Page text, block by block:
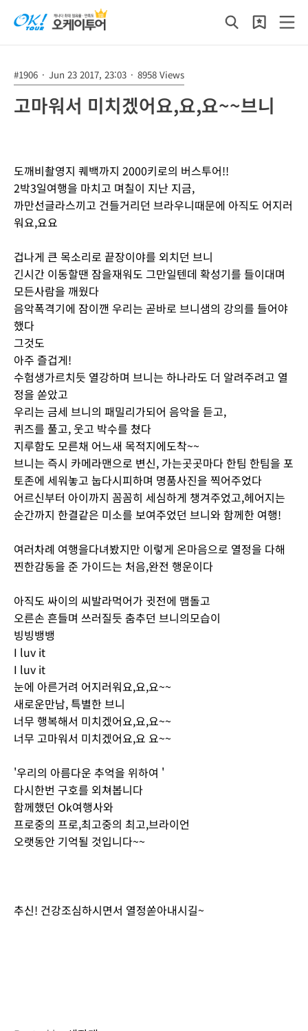
#1906 · Jun 23 2017, 23:03 · 8958 Views
고마워서 미치겠어요,요,요~~브니
도깨비촬영지 퀘백까지 2000키로의 버스투어!!
2박3일여행을 마치고 며칠이 지난 지금,
까만선글라스끼고 건들거리던 브라우니때문에 아직도 어지러
워요,요요
겁나게 큰 목소리로 끝장이야를 외치던 브니
긴시간 이동할땐 잠을재워도 그만일텐데 확성기를 들이대며
모든사람을 깨웠다
음악폭격기에 잠이깬 우리는 곧바로 브니샘의 강의를 들어야
했다
그것도
아주 즐겁게!
수험생가르치듯 열강하며 브니는 하나라도 더 알려주려고 열
정을 쏟았고
우리는 금세 브니의 패밀리가되어 음악을 듣고,
퀴즈를 풀고, 웃고 박수를 쳤다
지루함도 모른채 어느새 목적지에도착~~
브니는 즉시 카메라맨으로 변신, 가는곳곳마다 한팀 한팀을 포
토존에 세워놓고 눕다시피하며 명품사진을 찍어주었다
어르신부터 아이까지 꼼꼼히 세심하게 챙겨주었고,헤어지는
순간까지 한결같은 미소를 보여주었던 브니와 함께한 여행!
여러차례 여행을다녀봤지만 이렇게 온마음으로 열정을 다해
찐한감동을 준 가이드는 처음,완전 행운이다
아직도 싸이의 씨발라먹어가 귓전에 맴돌고
오른손 흔들며 쓰러질듯 춤추던 브니의모습이
빙빙뱅뱅
I luv it
I luv it
눈에 아른거려 어지러워요,요,요~~
새로운만남, 특별한 브니
너무 행복해서 미치겠어요,요,요~~
너무 고마워서 미치겠어요,요 요~~
'우리의 아름다운 추억을 위하여 '
다시한번 구호를 외쳐봅니다
함께했던 Ok여행사와
프로중의 프로,최고중의 최고,브라이언
오랫동안 기억될 것입니다~~
추신! 건강조심하시면서 열정쏟아내시길~